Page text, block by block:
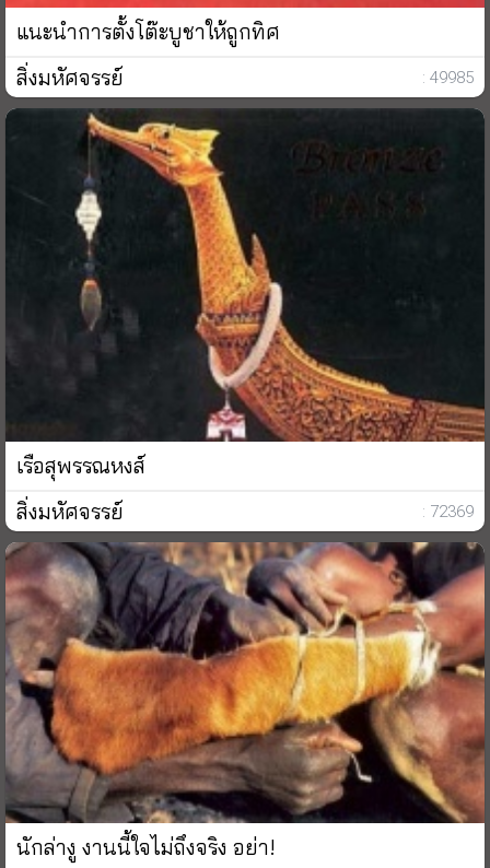
แนะนำการตั้งโต๊ะบูชาให้ถูกทิศ
สิ่งมหัศจรรย์
: 49985
เรือสุพรรณหงส์
สิ่งมหัศจรรย์
: 72369
นักล่างู งานนี้ใจไม่ถึงจริง อย่า!